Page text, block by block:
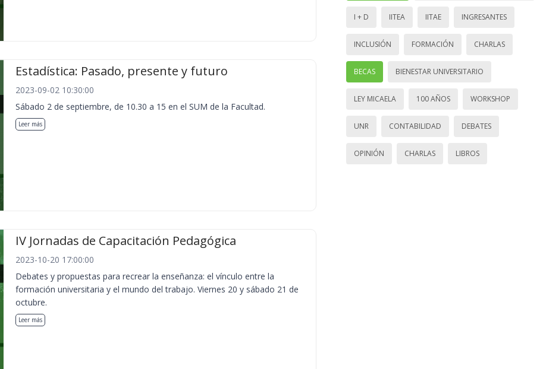
Estadística: Pasado, presente y futuro
2023-09-02 10:30:00
Sábado 2 de septiembre, de 10.30 a 15 en el SUM de la Facultad.
Leer más
IV Jornadas de Capacitación Pedagógica
2023-10-20 17:00:00
Debates y propuestas para recrear la enseñanza: el vínculo entre la
formación universitaria y el mundo del trabajo. Viernes 20 y sábado 21 de
octubre.
Leer más
I + D IITEA IITAE INGRESANTES
INCLUSIÓN FORMACIÓN CHARLAS
BECAS BIENESTAR UNIVERSITARIO
LEY MICAELA 100 AÑOS WORKSHOP
UNR CONTABILIDAD DEBATES
OPINIÓN CHARLAS LIBROS